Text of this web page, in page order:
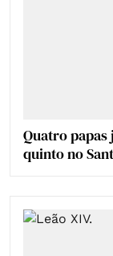
Quatro
quinto no